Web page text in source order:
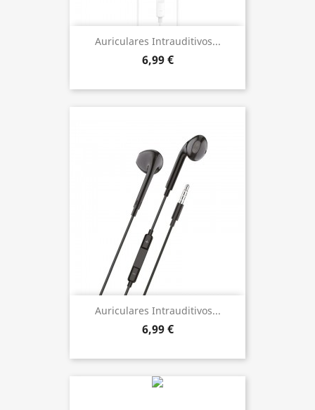
Auriculares Intrauditivos...
6,99 €
Auriculares Intrauditivos...
6,99 €